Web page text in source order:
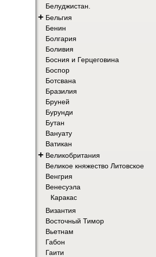
Белуджистан.
+ Бельгия
Бенин
Болгария
Боливия
Босния и Герцеговина
Боспор
Ботсвана
Бразилия
Бруней
Бурунди
Бутан
Вануату
Ватикан
+ Великобритания
Великое княжество Литовское
Венгрия
Венесуэла
Каракас
Византия
Восточный Тимор
Вьетнам
Габон
Гаити